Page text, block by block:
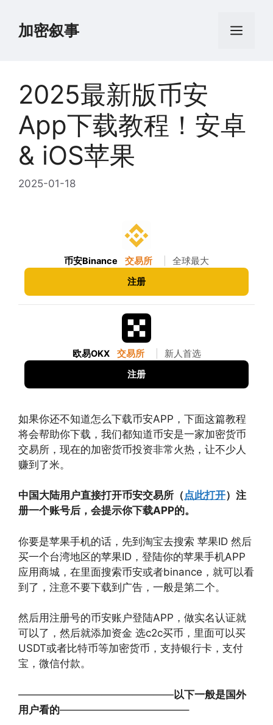
加密叙事 菜
2025最新版币安
App下载教程！安卓
& iOS苹果
2025-01-18
币安Binance 交易所 全球最大
注册
欧易OKX 交易所 新人首选
注册
如果你还不知道怎么下载币安APP，下面这篇教程
将会帮助你下载，我们都知道币安是一家加密货币
交易所，现在的加密货币投资非常火热，让不少人
赚到了米。
中国大陆用户直接打开币安交易所（ 点此打开）注
册一个账号后，会提示你下载APP的。
你要是苹果手机的话，先到淘宝去搜索 苹果ID 然后
买一个台湾地区的苹果ID，登陆你的苹果手机APP
应用商城，在里面搜索币安或者binance，就可以看
到了，注意不要下载到广告，一般是第二个。
然后用注册号的币安账户登陆APP，做实名认证就
可以了，然后就添加资金 选c2c买币，里面可以买
USDT或者比特币等加密货币，支持银行卡，支付
宝，微信付款。
———————————————以下一般是国外
用户看的————————————–